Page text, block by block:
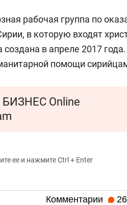
рабочая группа по
в которую входят
создана в апреле 2017
помощи
БИЗНЕС Online
ее и нажмите Ctrl + Enter
Комментарии 26